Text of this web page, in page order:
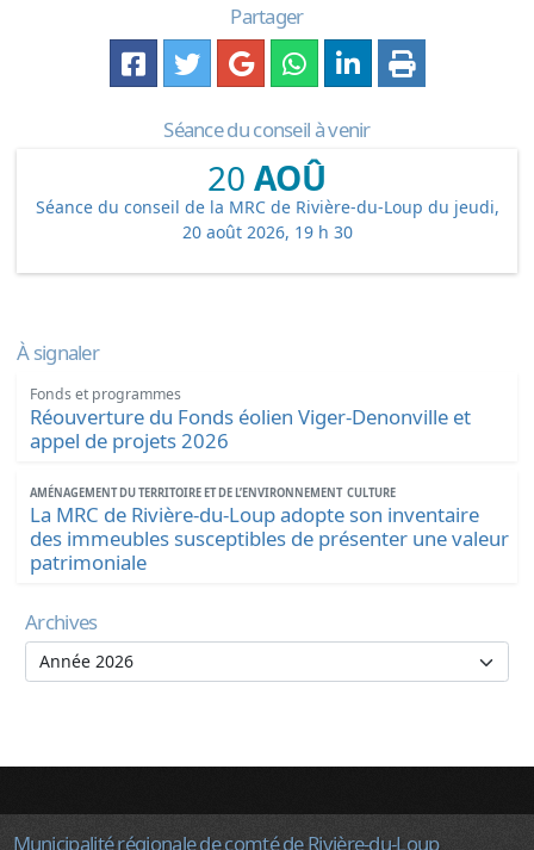
Partager
Séance du conseil à venir
20 AOÛ
Séance du conseil de la MRC de Rivière-du-Loup du jeudi,
20 août 2026, 19 h 30
À signaler
Fonds et programmes
Réouverture du Fonds éolien Viger-Denonville et
appel de projets 2026
AMÉNAGEMENT DU TERRITOIRE ET DE L’ENVIRONNEMENT CULTURE
La MRC de Rivière-du-Loup adopte son inventaire
des immeubles susceptibles de présenter une valeur
patrimoniale
Archives
Municipalité régionale de comté de Rivière-du-Loup